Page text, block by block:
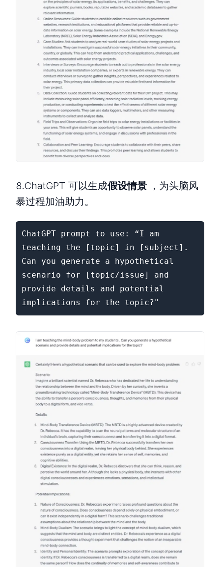
8.ChatGPT 可以生成假设情景 ，为头脑风
暴过程加油助力。
ChatGPT prompt to use: “I am
teaching the [topic] in [subject].
Can you generate a hypothetical
scenario for [topic/issue] and
provide details and potential
implications for the topic?"